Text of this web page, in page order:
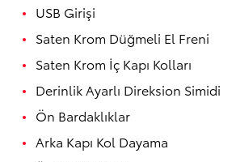
USB Girişi
Saten Krom Düğmeli El Freni
Saten Krom İç Kapı Kolları
Derinlik Ayarlı Direksion Simidi
Ön Bardaklıklar
Arka Kapı Kol Dayama